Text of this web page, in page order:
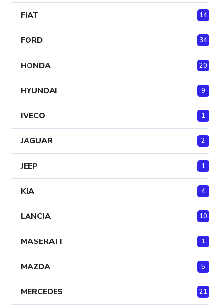
FIAT 14
FORD 34
HONDA 20
HYUNDAI 9
IVECO 1
JAGUAR 2
JEEP 1
KIA 4
LANCIA 10
MASERATI 1
MAZDA 5
MERCEDES 21